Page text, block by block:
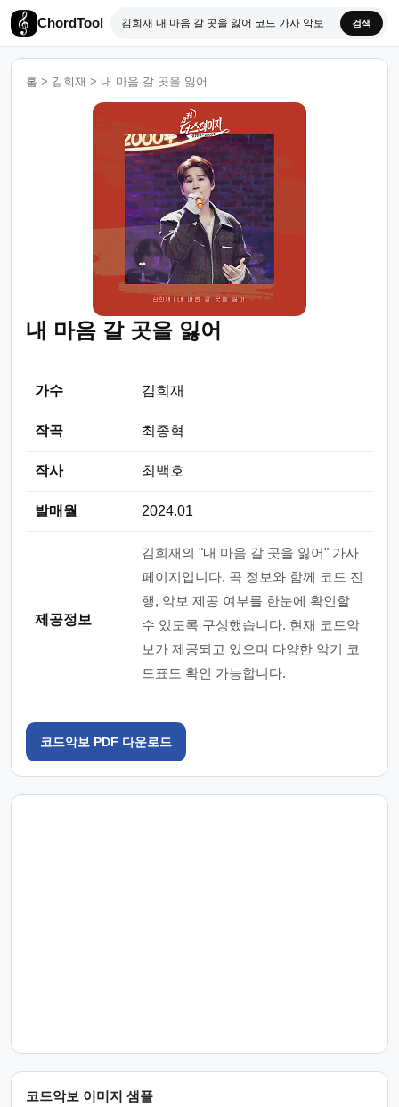
ChordTool 검색
홈 > 김희재 > 내 마음 갈 곳을 잃어
내 마음 갈 곳을 잃어
가수 김희재
작곡 최종혁
작사 최백호
발매월 2024.01
제공정보
김희재의 "내 마음 갈 곳을 잃어" 가사
페이지입니다. 곡 정보와 함께 코드 진
행, 악보 제공 여부를 한눈에 확인할
수 있도록 구성했습니다. 현재 코드악
보가 제공되고 있으며 다양한 악기 코
드표도 확인 가능합니다.
코드악보 PDF 다운로드
코드악보 이미지 샘플